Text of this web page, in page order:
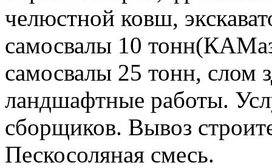
челюстной ковш,
самосвалы 10
самосвалы 25 тонн, слом
ландшафтные работы.
сборщиков. Вывоз
Пескосоляная смесь.